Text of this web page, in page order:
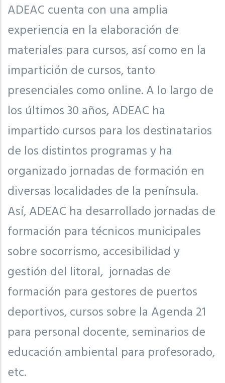
ADEAC cuenta con una amplia
experiencia en la elaboración de
materiales para cursos, así como en la
impartición de cursos, tanto
presenciales como online. A lo largo de
los últimos 30 años, ADEAC ha
impartido cursos para los destinatarios
de los distintos programas y ha
organizado jornadas de formación en
diversas localidades de la península.
Así, ADEAC ha desarrollado jornadas de
formación para técnicos municipales
sobre socorrismo, accesibilidad y
gestión del litoral, jornadas de
formación para gestores de puertos
deportivos, cursos sobre la Agenda 21
para personal docente, seminarios de
educación ambiental para profesorado,
etc.